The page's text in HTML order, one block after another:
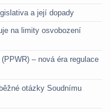
a její dopady
na limity osvobození
– nová éra regulace
otázky Soudnímu